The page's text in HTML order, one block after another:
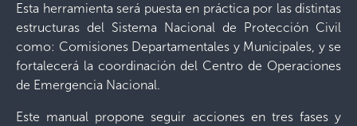
Esta herramienta será puesta en práctica por las distintas
estructuras del Sistema Nacional de Protección Civil
como: Comisiones Departamentales y Municipales, y se
fortalecerá la coordinación del Centro de Operaciones
de Emergencia Nacional.
Este manual propone seguir acciones en tres fases y